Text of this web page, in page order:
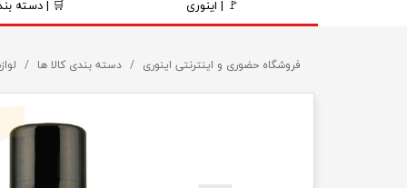
🚩 | اینوری 🛒 | دسته
موتور
برقی و
فروشگاه حضوری و اینترنتی اینوری دسته بندی کالا ها